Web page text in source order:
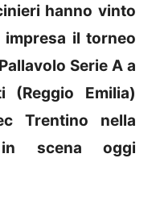
hanno vinto
il torneo
Serie A a
(Reggio Emilia)
Trentino nella
in scena oggi